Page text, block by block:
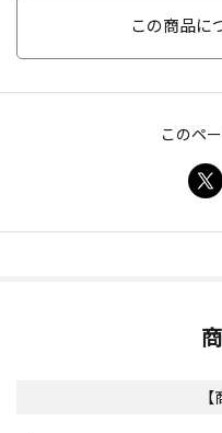
この商品に
このペ